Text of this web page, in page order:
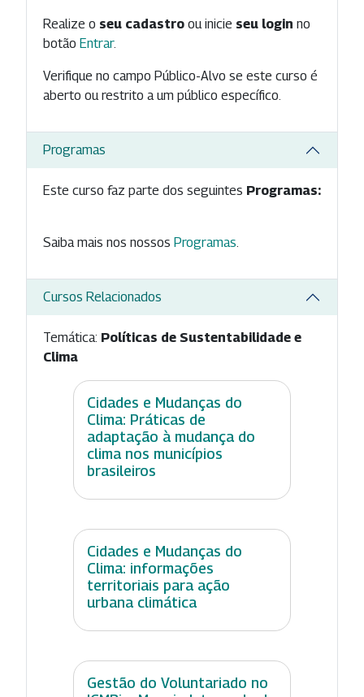
Realize o seu cadastro ou inicie seu login no
botão Entrar.
Verifique no campo Público-Alvo se este curso é
aberto ou restrito a um público específico.
Programas
Este curso faz parte dos seguintes Programas:
Saiba mais nos nossos Programas
Cursos Relacionados
Temática: Políticas de Sustentabilidade e
Clima
Cidades e Mudanças do
Clima: Práticas de
adaptação à mudança do
clima nos municípios
brasileiros
Cidades e Mudanças do
Clima: informações
territoriais para ação
urbana climática
Gestão do Voluntariado no